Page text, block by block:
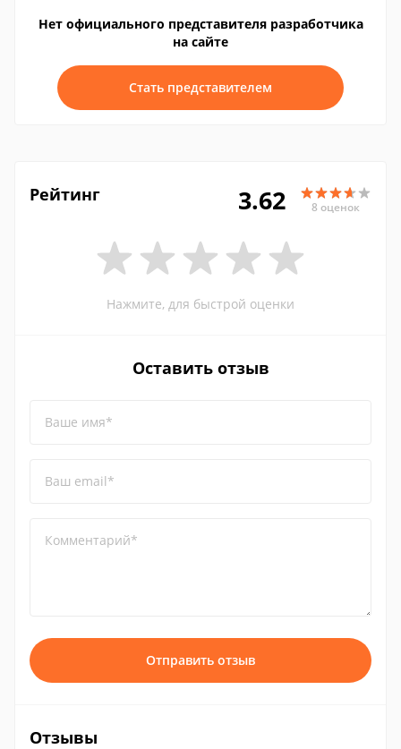
Нет официального представителя разработчика
на сайте
Стать представителем
Рейтинг 3.62 8 оценок
Нажмите, для быстрой оценки
Оставить отзыв
Ваше имя*
Ваш email*
Комментарий*
Отправить отзыв
Отзывы